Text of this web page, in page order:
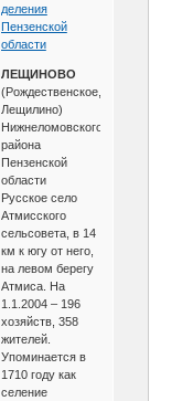
деления
Пензенской
области
ЛЕЩИНОВО
(Рождественское,
Лещилино)
Нижнеломовского
района
Пензенской
области
Русское село
Атмисского
сельсовета, в 14
км к югу от него,
на левом берегу
Атмиса. На
1.1.2004 – 196
хозяйств, 358
жителей.
Упоминается в
1710 году как
селение